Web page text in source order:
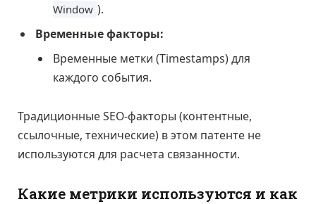
Window ).
Временные факторы:
Временные метки (Timestamps) для
каждого события.
Традиционные SEO-факторы (контентные,
ссылочные, технические) в этом патенте не
используются для расчета связанности.
Какие метрики используются и как